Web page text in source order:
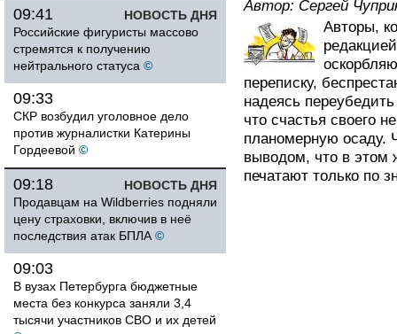
НОВОСТЬ ДНЯ
09:41
Российские фигуристы массово
стремятся к получению
нейтрального статуса ©
09:33
СКР возбудил уголовное дело
против журналистки Катерины
Гордеевой ©
НОВОСТЬ ДНЯ
09:18
Продавцам на Wildberries подняли
цену страховки, включив в неё
последствия атак БПЛА ©
09:03
В вузах Петербурга бюджетные
места без конкурса заняли 3,4
тысячи участников СВО и их детей
Автор: Сергей
Авторы,
переписку,
надеясь
что счастья своего
планомерную осаду.
выводом, что в этом
печатают только по